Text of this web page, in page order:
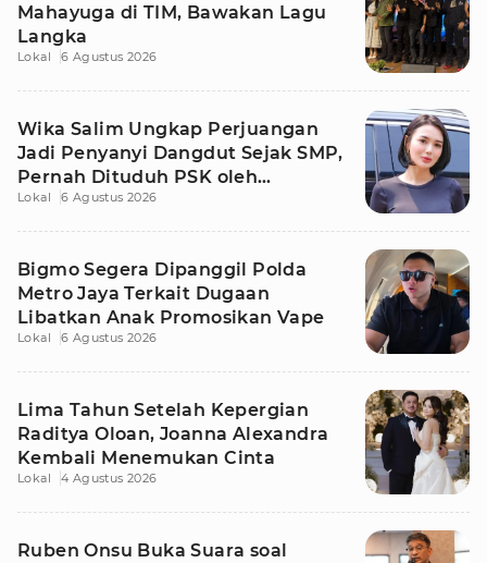
Mahayuga di TIM, Bawakan Lagu
Langka
Lokal 6 Agustus 2026
Wika Salim Ungkap Perjuangan
Jadi Penyanyi Dangdut Sejak SMP,
Pernah Dituduh PSK oleh
Tetangga
Lokal 6 Agustus 2026
Bigmo Segera Dipanggil Polda
Metro Jaya Terkait Dugaan
Libatkan Anak Promosikan Vape
Lokal 6 Agustus 2026
Lima Tahun Setelah Kepergian
Raditya Oloan, Joanna Alexandra
Kembali Menemukan Cinta
Lokal 4 Agustus 2026
Ruben Onsu Buka Suara soal